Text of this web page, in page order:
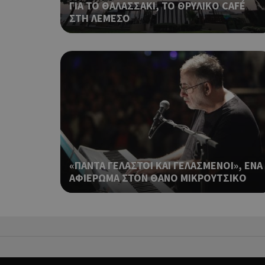
ΓΙΑ ΤΟ ΘΑΛΑΣΣΑΚΙ, ΤΟ ΘΡΥΛΙΚΟ CAFÉ
ΣΤΗ ΛΕΜΕΣΟ
«ΠΑΝΤΑ ΓΕΛΑΣΤΟΙ ΚΑΙ ΓΕΛΑΣΜΕΝΟΙ», ΕΝΑ
ΑΦΙΕΡΩΜΑ ΣΤΟΝ ΘΑΝΟ ΜΙΚΡΟΥΤΣΙΚΟ
ShowWizLogin
ShowWizLogin